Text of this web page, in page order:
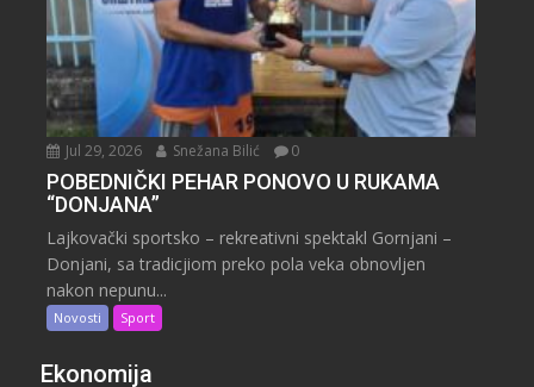
Jul 29, 2026 Snežana Bilić 0
POBEDNIČKI PEHAR PONOVO U RUKAMA
“DONJANA”
Lajkovački sportsko – rekreativni spektakl Gornjani –
Donjani, sa tradicjiom preko pola veka obnovljen
nakon nepunu...
Novosti Sport
Ekonomija